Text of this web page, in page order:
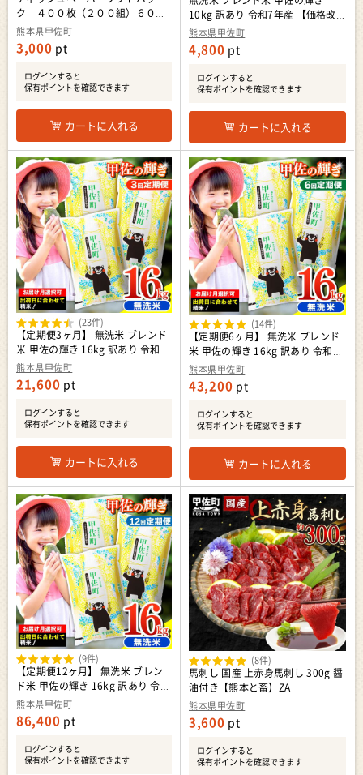
熊本県甲佐町
ク ４００枚（２００組）６０パ
ック - ティッシュ ペーパー 日用品
備蓄 防災 ストック 熊本県 甲佐町
【ZC】【価格改定XB】
3,000 pt
ログインすると
保有ポイントを確認できます
カートに入れる
熊本県甲佐町
10kg 訳あり 令和7年産 【価格改定
ZL】
4,800 pt
ログインすると
保有ポイントを確認できます
カートに入れる
熊本県甲佐町
【定期便3ヶ月】 無洗米 ブレンド
米 甲佐の輝き 16kg 訳あり 令和7
年産 【価格改定ZP】
(23件)
21,600 pt
ログインすると
保有ポイントを確認できます
カートに入れる
熊本県甲佐町
【定期便6ヶ月】 無洗米 ブレンド
米 甲佐の輝き 16kg 訳あり 令和7
年産 【価格改定ZP】
(14件)
43,200 pt
ログインすると
保有ポイントを確認できます
カートに入れる
熊本県甲佐町
【定期便12ヶ月】 無洗米 ブレン
ド米 甲佐の輝き 16kg 訳あり 令和
7年産 【価格改定ZP】
(9件)
86,400 pt
ログインすると
保有ポイントを確認できます
熊本県甲佐町
馬刺し 国産 上赤身馬刺し 300g 醤
油付き【熊本と畜】ZA
(8件)
3,600 pt
ログインすると
保有ポイントを確認できます